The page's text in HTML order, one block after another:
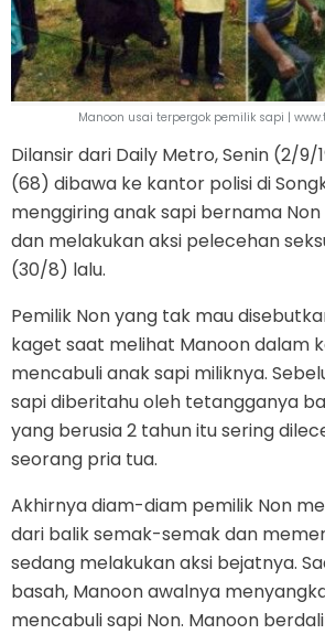
Manoon usai terpergok pemilik sapi |
Dilansir dari Daily Metro, Senin (2/9/
(68) dibawa ke kantor polisi di
menggiring anak sapi bernama
dan melakukan aksi pelecehan
(30/8) lalu.
Pemilik Non yang tak mau
kaget saat melihat Manoon dalam
mencabuli anak sapi miliknya.
sapi diberitahu oleh tetangganya
yang berusia 2 tahun itu sering
seorang pria tua.
Akhirnya diam-diam pemilik Non
dari balik semak-semak dan
sedang melakukan aksi bejatnya.
basah, Manoon awalnya
mencabuli sapi Non. Manoon